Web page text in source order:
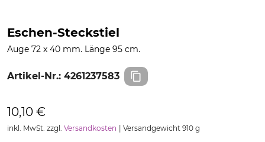
Eschen-Steckstiel
Auge 72 x 40 mm. Länge 95 cm.
Artikel-Nr.: 4261237583
10,10 €
inkl. MwSt. zzgl. Versandkosten Versandgewicht 910 g